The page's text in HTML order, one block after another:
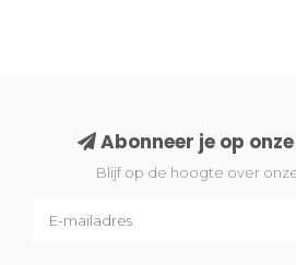
Abonneer je op
Blijf op de hoogte over